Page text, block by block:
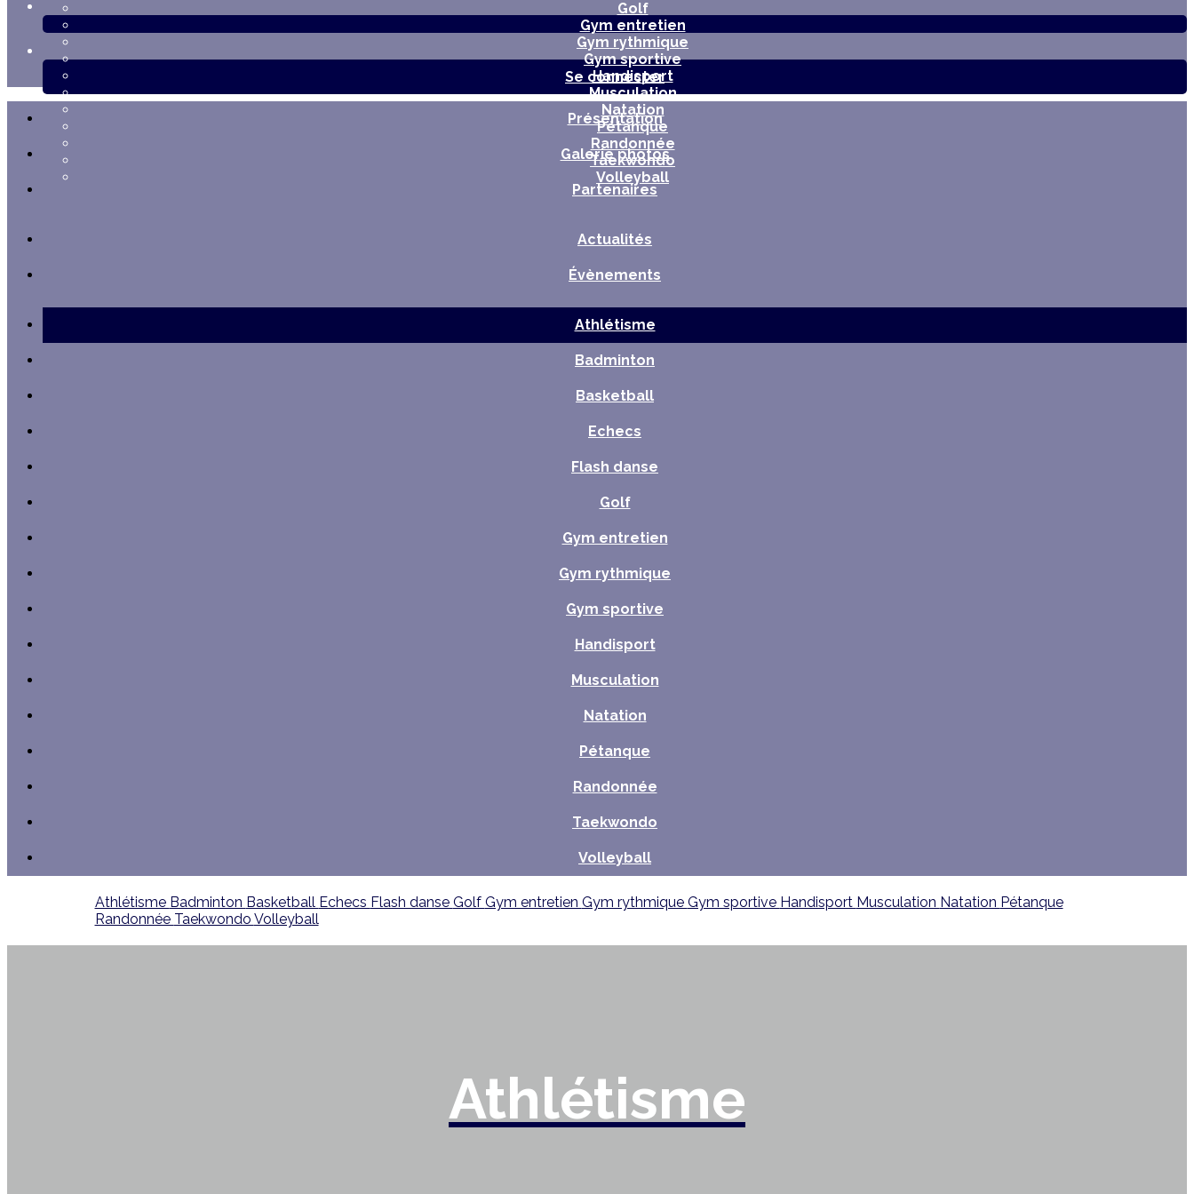
Golf
Gym entretien
Gym rythmique
Gym sportive
Handisport
Musculation
Natation
Pétanque
Randonnée
Taekwondo
Volleyball
Se connecter
Présentation
Galerie photos
Partenaires
Actualités
Évènements
Athlétisme
Badminton
Basketball
Echecs
Flash danse
Golf
Gym entretien
Gym rythmique
Gym sportive
Handisport
Musculation
Natation
Pétanque
Randonnée
Taekwondo
Volleyball
Athlétisme Badminton Basketball Echecs Flash danse Golf Gym entretien Gym rythmique Gym sportive Handisport Musculation Natation Pétanque
Randonnée Taekwondo Volleyball
Athlétisme